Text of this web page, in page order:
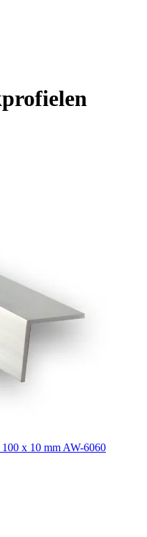
x 10 mm AW-6060